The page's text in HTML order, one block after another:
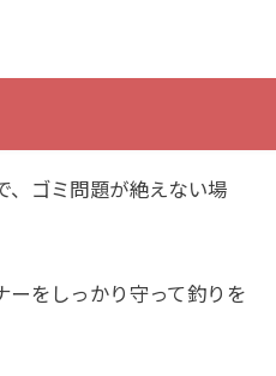
、ゴミ問題が絶えない場
ーをしっかり守って釣りを